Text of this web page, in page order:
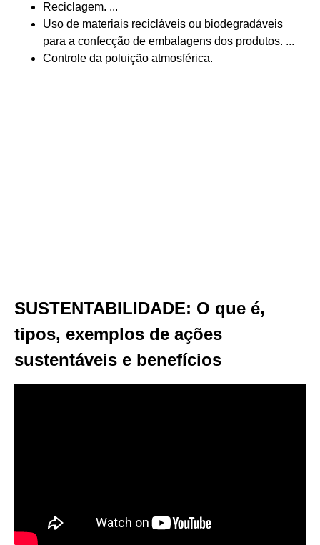
Reciclagem. ...
Uso de materiais recicláveis ou biodegradáveis
para a confecção de embalagens dos produtos. ...
Controle da poluição atmosférica.
SUSTENTABILIDADE: O que é,
tipos, exemplos de ações
sustentáveis e benefícios